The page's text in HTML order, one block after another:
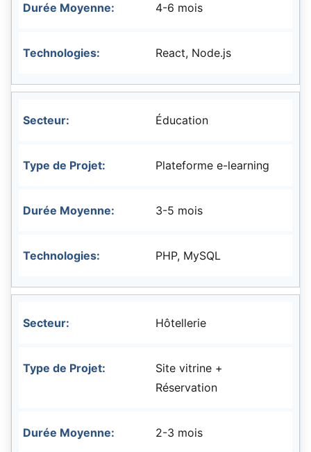
4-6 mois
React, Node.js
Éducation
Plateforme e-learning
3-5 mois
PHP, MySQL
Hôtellerie
Site vitrine +
Réservation
2-3 mois